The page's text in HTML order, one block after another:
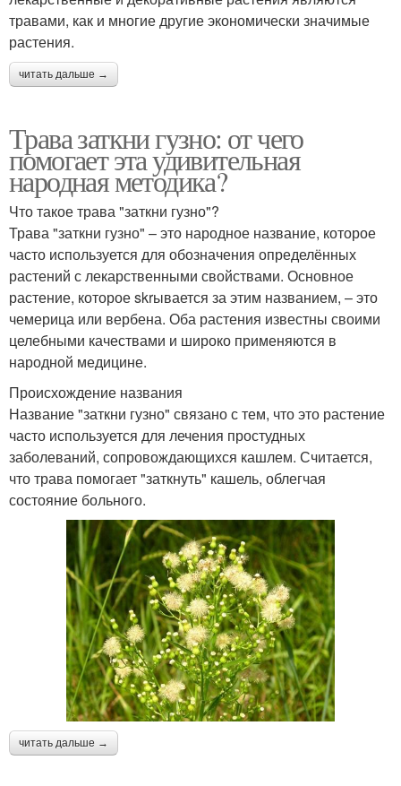
травами, как и многие другие экономически значимые
растения.
читать дальше →
Трава заткни гузно: от чего
помогает эта удивительная
народная методика?
Что такое трава "заткни гузно"?
Трава "заткни гузно" – это народное название, которое
часто используется для обозначения определённых
растений с лекарственными свойствами. Основное
растение, которое skrывается за этим названием, – это
чемерица или вербена. Оба растения известны своими
целебными качествами и широко применяются в
народной медицине.
Происхождение названия
Название "заткни гузно" связано с тем, что это растение
часто используется для лечения простудных
заболеваний, сопровождающихся кашлем. Считается,
что трава помогает "заткнуть" кашель, облегчая
состояние больного.
читать дальше →